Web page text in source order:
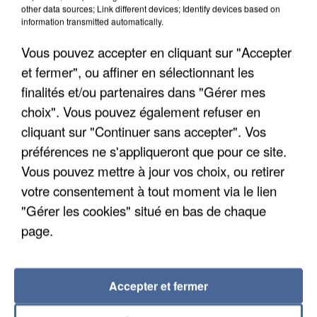
APRÈS TOUTES CES CANICULES, LES REFUGES
DE FAUNE SAUVAGE SONT...
other data sources; Link different devices; Identify devices based on
information transmitted automatically.
Vous pouvez accepter en cliquant sur "Accepter
et fermer", ou affiner en sélectionnant les
finalités et/ou partenaires dans "Gérer mes
choix". Vous pouvez également refuser en
cliquant sur "Continuer sans accepter". Vos
préférences ne s'appliqueront que pour ce site.
Vous pouvez mettre à jour vos choix, ou retirer
votre consentement à tout moment via le lien
"Gérer les cookies" situé en bas de chaque
page.
Accepter et fermer